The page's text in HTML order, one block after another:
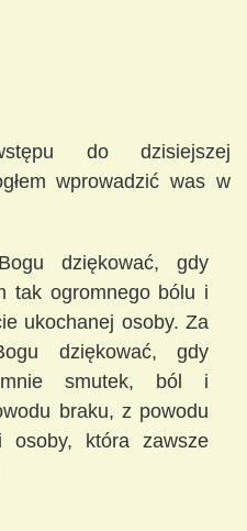
do dzisiejszej
wprowadzić was w
dziękować, gdy
tak ogromnego bólu i
ukochanej osoby. Za
dziękować, gdy
mnie smutek, ból i
braku, z powodu
osoby, która zawsze